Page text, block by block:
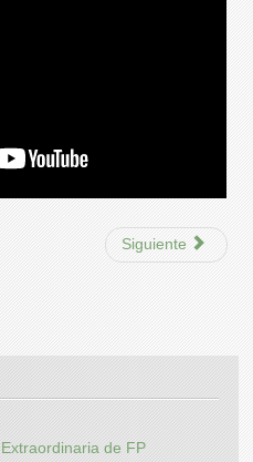
Siguiente
de FP